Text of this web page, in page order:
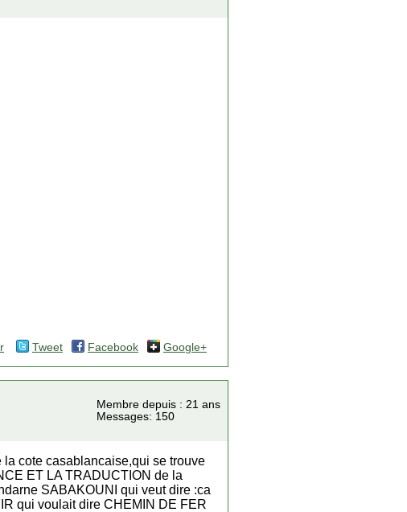
Tweet Facebook Google+
Membre depuis : 21 ans
Messages: 150
cote casablancaise,qui se trouve
ET LA TRADUCTION de la
SABAKOUNI qui veut dire :ca
qui voulait dire CHEMIN DE FER